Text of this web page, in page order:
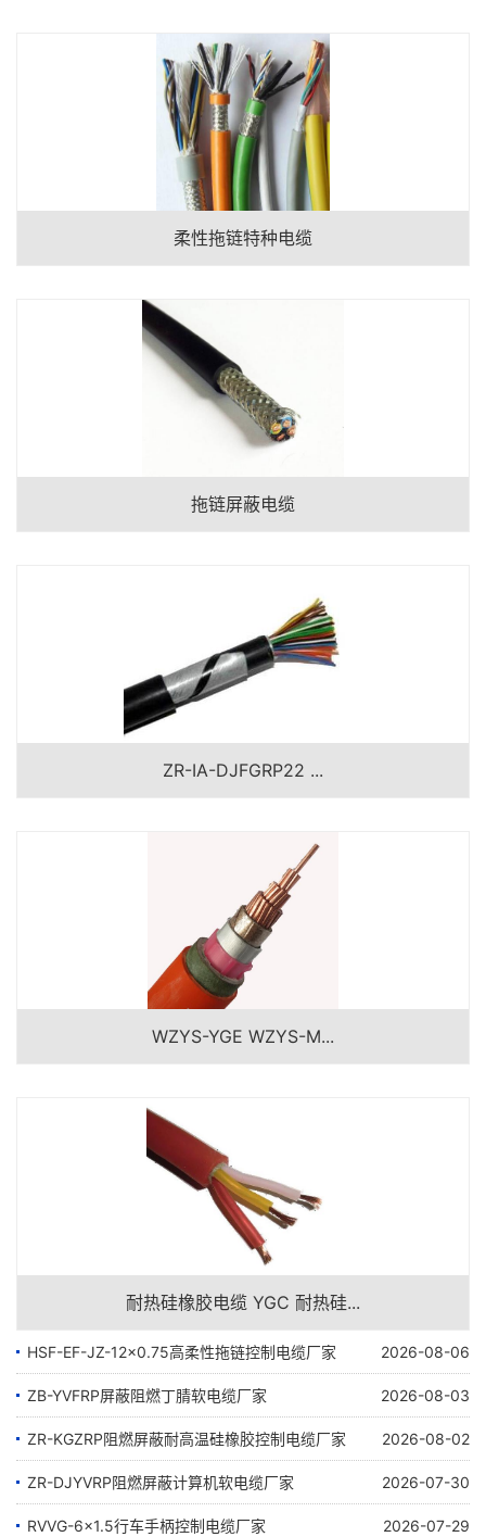
柔性拖链特种电缆
拖链屏蔽电缆
ZR-IA-DJFGRP22 ...
WZYS-YGE WZYS-M...
耐热硅橡胶电缆 YGC 耐热硅...
HSF-EF-JZ-12×0.75高柔性拖链控制电缆厂家 2026-08-06
ZB-YVFRP屏蔽阻燃丁腈软电缆厂家 2026-08-03
ZR-KGZRP阻燃屏蔽耐高温硅橡胶控制电缆厂家 2026-08-02
ZR-DJYVRP阻燃屏蔽计算机软电缆厂家 2026-07-30
RVVG-6×1.5行车手柄控制电缆厂家 2026-07-29